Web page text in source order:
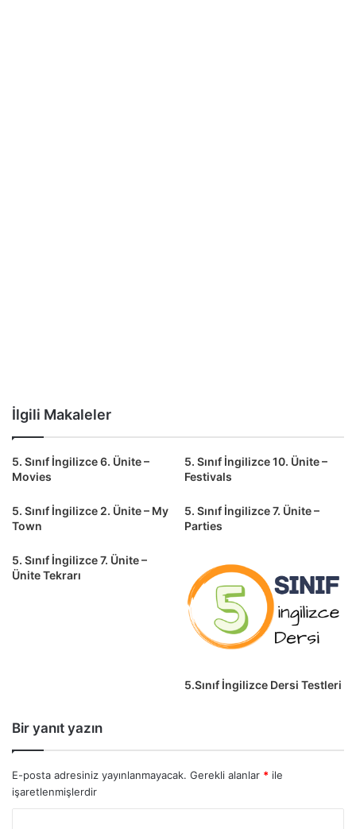
İlgili Makaleler
5. Sınıf İngilizce 6. Ünite –
Movies
5. Sınıf İngilizce 10. Ünite –
Festivals
5. Sınıf İngilizce 2. Ünite – My
Town
5. Sınıf İngilizce 7. Ünite –
Parties
5. Sınıf İngilizce 7. Ünite –
Ünite Tekrarı
5.Sınıf İngilizce Dersi Testleri
Bir yanıt yazın
E-posta adresiniz yayınlanmayacak. Gerekli alanlar * ile
işaretlenmişlerdir